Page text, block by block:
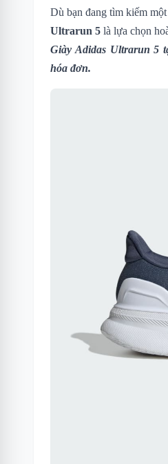
Dù bạn đang tìm kiếm
Ultrarun 5 là lựa chọn
Giày Adidas Ultrarun 5
hóa đơn.